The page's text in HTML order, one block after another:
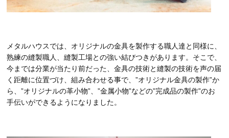
メタルハウスでは、オリジナルの金具を製作する職人達と同様に、
熟練の縫製職人、縫製工場との強い結びつきがあります。そこで、
今までは分業が当たり前だった、金具の技術と縫製の技術を声の届
く距離に位置づけ、組み合わせる事で、”オリジナル金具の製作”か
ら、”オリジナルの革小物”、”金属小物”などの”完成品の製作”のお
手伝いができるようになりました。